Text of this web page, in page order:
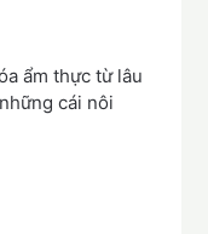
ẩm thực từ lâu
cái nôi